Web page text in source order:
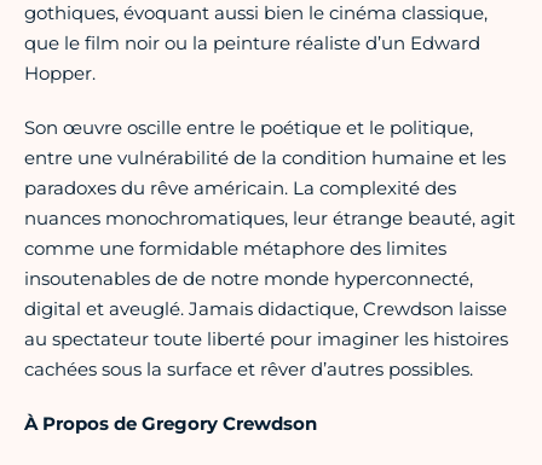
gothiques, évoquant aussi bien le cinéma classique,
que le film noir ou la peinture réaliste d’un Edward
Hopper.
Son œuvre oscille entre le poétique et le politique,
entre une vulnérabilité de la condition humaine et les
paradoxes du rêve américain. La complexité des
nuances monochromatiques, leur étrange beauté, agit
comme une formidable métaphore des limites
insoutenables de de notre monde hyperconnecté,
digital et aveuglé. Jamais didactique, Crewdson laisse
au spectateur toute liberté pour imaginer les histoires
cachées sous la surface et rêver d’autres possibles.
À Propos de Gregory Crewdson